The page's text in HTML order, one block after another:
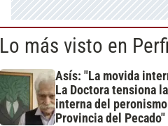
Lo más visto en
Asís: "La movida
La Doctora tensiona
interna del
Provincia del Pecado"